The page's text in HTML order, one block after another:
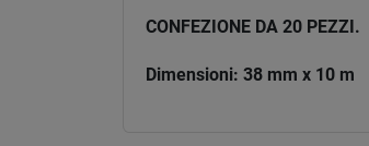
CONFEZIONE DA 20 PEZZI.
Dimensioni: 38 mm x 10 m